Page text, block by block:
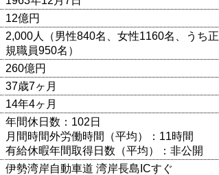
12億円
2,000人（男性840名、女性1160名、うち正
規職員950名）
260億円
37歳7ヶ月
14年4ヶ月
年間休日数：102日
月間時間外労働時間（平均）：11時間
有給休暇年間取得日数（平均）：非公開
伊勢湾岸自動車道 湾岸長島ICすぐ